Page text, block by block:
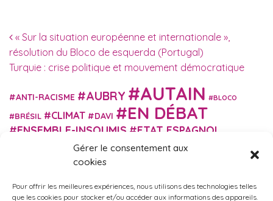
Gérer le consentement aux
cookies
Pour offrir les meilleures expériences, nous utilisons des technologies telles
que les cookies pour stocker et/ou accéder aux informations des appareils.
Navigation des articles
« Sur la situation européenne et internationale »,
résolution du Bloco de esquerda (Portugal)
Turquie : crise politique et mouvement démocratique
ANTI-RACISME AUBRY AUTAIN BLOCO
BRÉSIL CLIMAT DAVI EN DÉBAT
ENSEMBLE-INSOUMIS ETAT ESPAGNOL
EUROPE EXTRÊME DROITE FASCISME
FRANCE INSOUMISE
HISTOIRE IMMIGRATION ISRAËL PALESTINE ITALIE